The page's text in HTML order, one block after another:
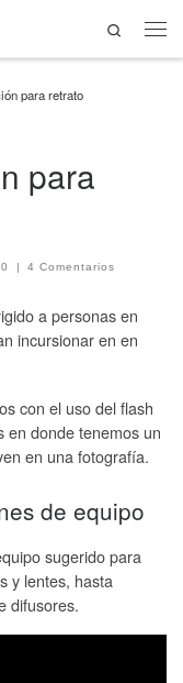
Search
para retrato
para
4 Comentarios
a personas en
incursionar en en
con el uso del flash
en donde tenemos un
en una fotografía.
de equipo
sugerido para
y lentes, hasta
difusores.